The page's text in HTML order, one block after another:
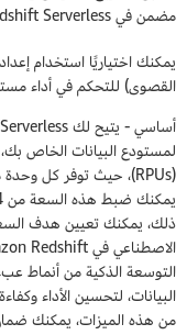
مضمن في Amazon Redshift Serverless.
القصوى) للتحكم في أداء
ذلك، يمكنك تعيين هدف
التوسعة الذكية من أنماط
البيانات، لتحسين الأداء
من هذه الميزات، يمكنك